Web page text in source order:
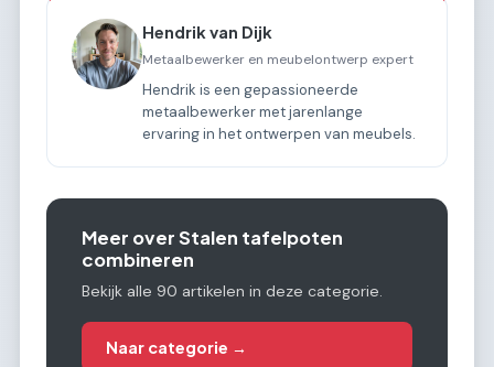
Hendrik van Dijk
Metaalbewerker en meubelontwerp expert
Hendrik is een gepassioneerde
metaalbewerker met jarenlange
ervaring in het ontwerpen van meubels.
Meer over Stalen tafelpoten
combineren
Bekijk alle 90 artikelen in deze categorie.
Naar categorie →